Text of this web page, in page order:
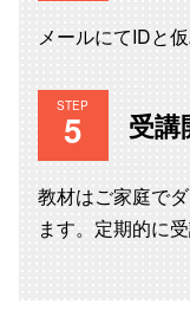
メールにてIDと
STEP
受講
教材はご家庭で
ます。定期的に